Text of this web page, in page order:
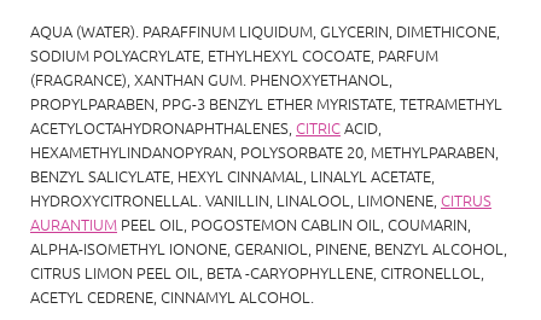
AQUA (WATER). PARAFFINUM LIQUIDUM, GLYCERIN, DIMETHICONE,
SODIUM POLYACRYLATE, ETHYLHEXYL COCOATE, PARFUM
(FRAGRANCE), XANTHAN GUM. PHENOXYETHANOL,
PROPYLPARABEN, PPG-3 BENZYL ETHER MYRISTATE, TETRAMETHYL
ACETYLOCTAHYDRONAPHTHALENES, CITRICACID,
HEXAMETHYLINDANOPYRAN, POLYSORBATE 20, METHYLPARABEN,
BENZYL SALICYLATE, HEXYL CINNAMAL, LINALYL ACETATE,
HYDROXYCITRONELLAL. VANILLIN, LINALOOL, LIMONENE, CITRUS
AURANTIUM PEEL OIL, POGOSTEMON CABLIN OIL, COUMARIN,
ALPHA-ISOMETHYL IONONE, GERANIOL, PINENE, BENZYL ALCOHOL,
CITRUS LIMON PEEL OIL, BETA -CARYOPHYLLENE, CITRONELLOL,
ACETYL CEDRENE, CINNAMYL ALCOHOL.